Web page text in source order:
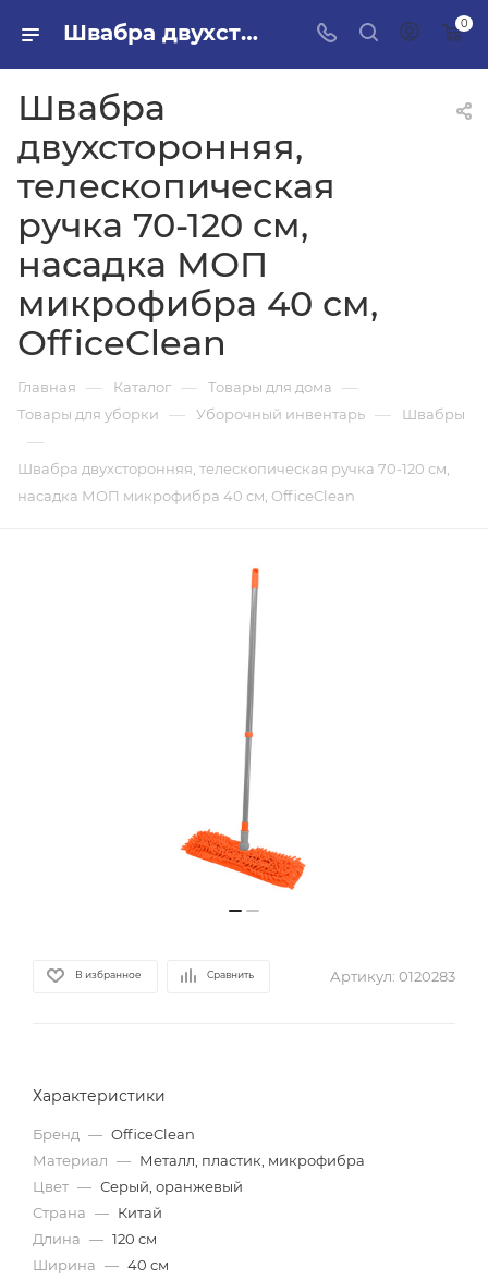
Швабра двухсторонняя, телескопическая ручка 70-120 см, насадка МОП микрофибра 40 см, OfficeClean в ПИЛОН — купить стройматериалы в интернет-магазине ПИЛОН с доставкой оптом и в розницу 0
Швабра
двухсторонняя,
телескопическая
ручка 70-120 см,
насадка МОП
микрофибра 40 см,
OfficeClean
Главная — Каталог — Товары для дома —
Товары для уборки — Уборочный инвентарь — Швабры
—
Швабра двухсторонняя, телескопическая ручка 70-120 см,
насадка МОП микрофибра 40 см, OfficeClean
В избранное Сравнить Артикул: 0120283
Характеристики
Бренд — OfficeClean
Материал — Металл, пластик, микрофибра
Цвет — Серый, оранжевый
Страна — Китай
Длина — 120 см
Ширина — 40 см